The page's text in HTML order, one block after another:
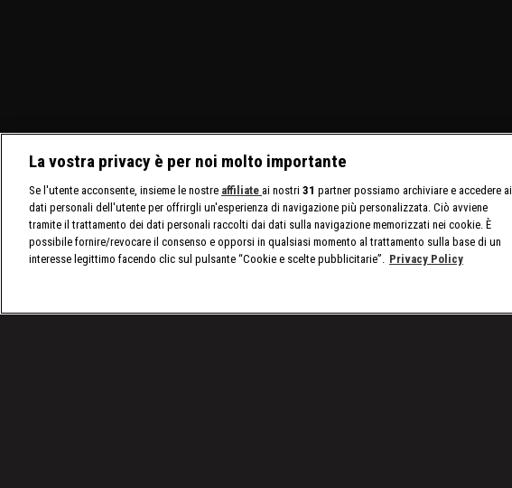
La vostra privacy è per noi molto importante
Se l'utente acconsente, insieme le nostre affiliate ai nostri 31 partner possiamo archiviare e accedere ai
dati personali dell'utente per offrirgli un'esperienza di navigazione più personalizzata. Ciò avviene
tramite il trattamento dei dati personali raccolti dai dati sulla navigazione memorizzati nei cookie. È
possibile fornire/revocare il consenso e opporsi in qualsiasi momento al trattamento sulla base di un
interesse legittimo facendo clic sul pulsante “Cookie e scelte pubblicitarie”. Privacy Policy